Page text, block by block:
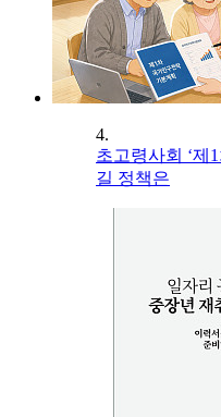
4.
초고령사회 ‘제
길 정책은